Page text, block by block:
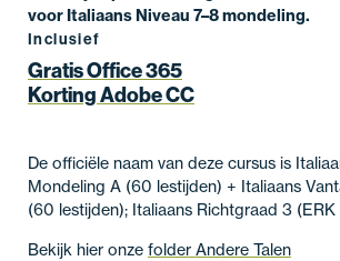
voor Italiaans Niveau 7–8 mondeling.
Inclusief
Gratis Office 365
Korting Adobe CC
De officiële naam van deze cursus is
Mondeling A (60 lestijden) + Italiaans
(60 lestijden); Italiaans Richtgraad 3 (ERK
Bekijk hier onze folder Andere Talen